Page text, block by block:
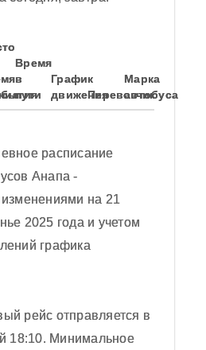
Время
в
пути
График
движенияПеревозчик
Марка
автобуса
расписание
Анапа -
на 21
2025 года и учетом
графика
рейс отправляется в
18:10. Минимальное